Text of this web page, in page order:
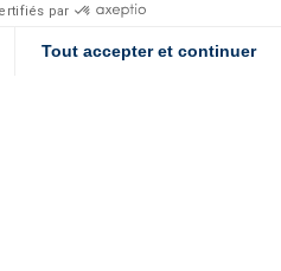
par
Tout accepter et continuer